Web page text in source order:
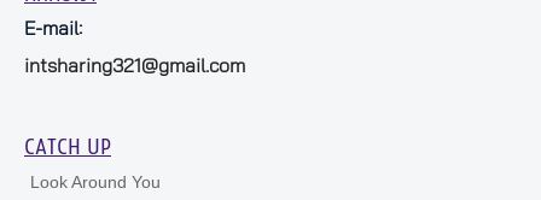
E-mail:
intsharing321@gmail.com
CATCH UP
Look Around You